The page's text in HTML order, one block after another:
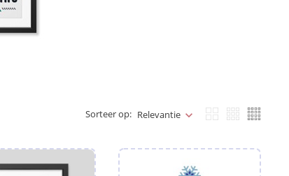
Sorteer op: Relevantie